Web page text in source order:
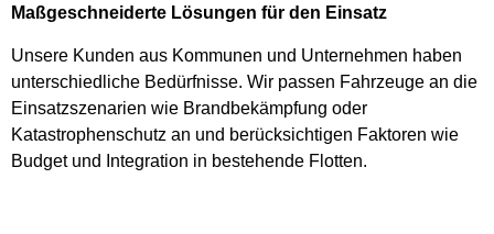
Maßgeschneiderte Lösungen für den Einsatz
Unsere Kunden aus Kommunen und Unternehmen haben
unterschiedliche Bedürfnisse. Wir passen Fahrzeuge an die
Einsatzszenarien wie Brandbekämpfung oder
Katastrophenschutz an und berücksichtigen Faktoren wie
Budget und Integration in bestehende Flotten.